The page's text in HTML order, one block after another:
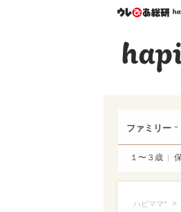
ファミリー
１〜３歳
ハピママ* >